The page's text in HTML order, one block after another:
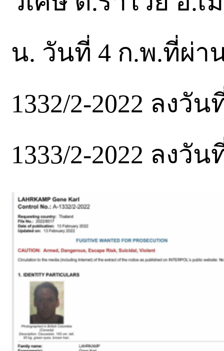
น. วันที่ 4 ก.พ.ที่ผ่า
1332/2-2022 ลงวั
1333/2-2022 ลงวัน